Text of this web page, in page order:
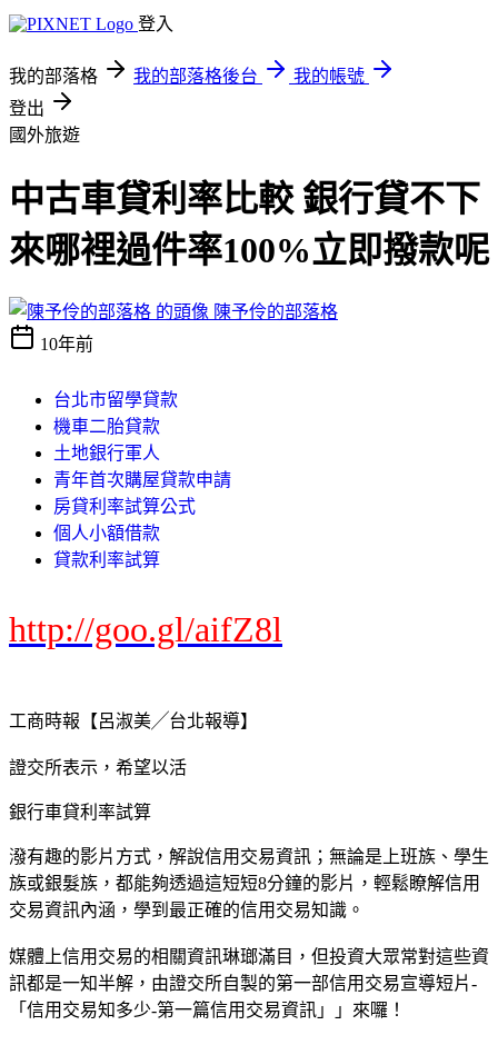
登入
我的部落格 我的部落格後台
我的帳號
登出
國外旅遊
中古車貸利率比較 銀行貸不下
來哪裡過件率100%立即撥款呢
陳予伶的部落格
10年前
台北市留學貸款
機車二胎貸款
土地銀行軍人
青年首次購屋貸款申請
房貸利率試算公式
個人小額借款
貸款利率試算
http://goo.gl/aifZ8l
工商時報【呂淑美╱台北報導】
證交所表示，希望以活
銀行車貸利率試算
潑有趣的影片方式，解說信用交易資訊；無論是上班族、學生
族或銀髮族，都能夠透過這短短8分鐘的影片，輕鬆瞭解信用
交易資訊內涵，學到最正確的信用交易知識。
媒體上信用交易的相關資訊琳瑯滿目，但投資大眾常對這些資
訊都是一知半解，由證交所自製的第一部信用交易宣導短片-
「信用交易知多少-第一篇信用交易資訊」」來囉！